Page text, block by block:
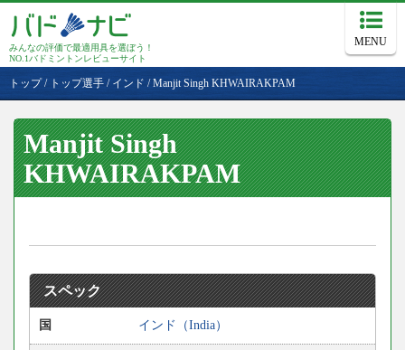
みんなの評価で最適用具を選ぼう！
NO.1バドミントンレビューサイト
MENU
トップ/ トップ選手 / インド /Manjit Singh KHWAIRAKPAM
Manjit Singh
KHWAIRAKPAM
スペック
国 インド（India）